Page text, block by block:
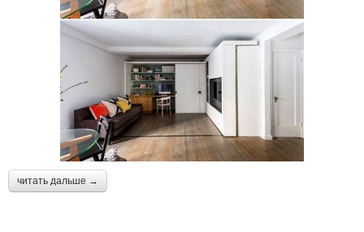
читать дальше →